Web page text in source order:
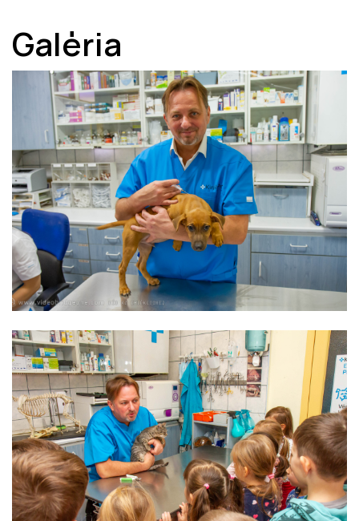
Galéria